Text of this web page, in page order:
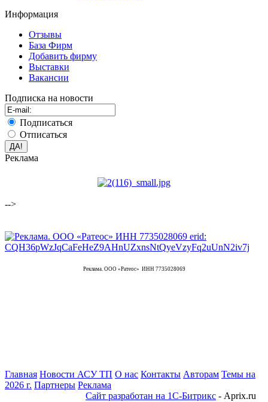
Информация
Отзывы
База Фирм
Добавить фирму
Выставки
Вакансии
Подписка на новости
Подписаться
Отписаться
Реклама
-->
Реклама. ООО «Ратеос» ИНН 7735028069
Главная Новости АСУ ТП О нас Контакты Авторам Темы на
2026 г. Партнеры Реклама
Сайт разработан на 1С-Битрикс - Aprix.ru